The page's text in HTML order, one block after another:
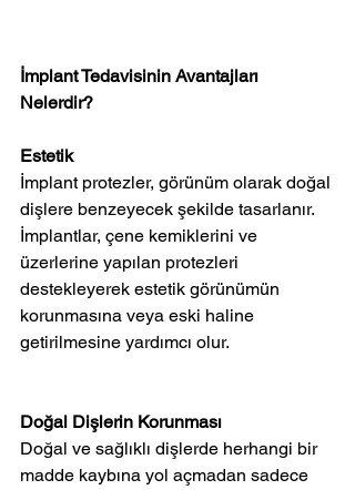
İmplant Tedavisinin Avantajları
Nelerdir?
Estetik
İmplant protezler, görünüm olarak doğal
dişlere benzeyecek şekilde tasarlanır.
İmplantlar, çene kemiklerini ve
üzerlerine yapılan protezleri
destekleyerek estetik görünümün
korunmasına veya eski haline
getirilmesine yardımcı olur.
Doğal Dişlerin Korunması
Doğal ve sağlıklı dişlerde herhangi bir
madde kaybına yol açmadan sadece